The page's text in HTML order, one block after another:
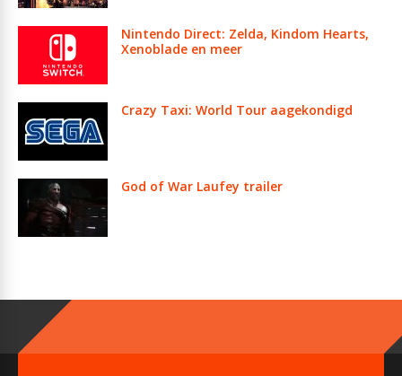
Nintendo Direct: Zelda, Kindom Hearts,
Xenoblade en meer
Crazy Taxi: World Tour aagekondigd
God of War Laufey trailer